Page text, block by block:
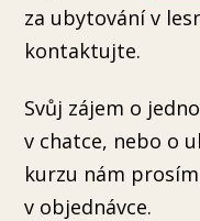
za ubytování v
kontaktujte.
Svůj zájem o
v chatce, nebo o
kurzu nám
v objednávce.